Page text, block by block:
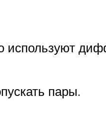
используют
пары.